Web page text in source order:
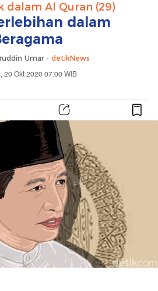
dalam Al Quran (29)
dalam
Umar - detikNews
20 Okt 2020 07:00 WIB